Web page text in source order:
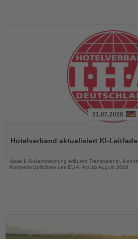
die
31.07.2026
Hotelverband aktualisiert KI-
Neue IHA-Handreichung erläutert Transparenz-,
Kompetenzpflichten des EU AI Act ab August 2026